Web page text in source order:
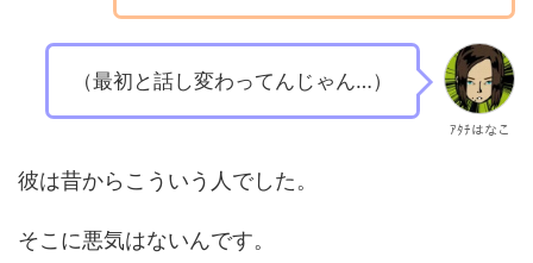
（最初と話し変わってんじゃん…）
ｱﾀﾁはなこ
彼は昔からこういう人でした。
そこに悪気はないんです。